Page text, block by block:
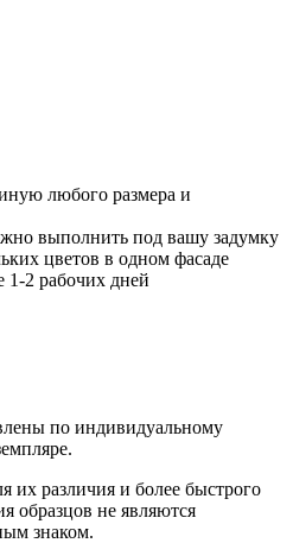
любого размера и
выполнить под вашу задумку
цветов в одном фасаде
1-2 рабочих дней
по индивидуальному
их различия и более быстрого
образцов не являются
знаком.